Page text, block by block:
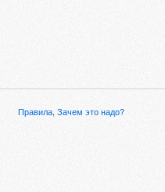
Правила, Зачем это надо?